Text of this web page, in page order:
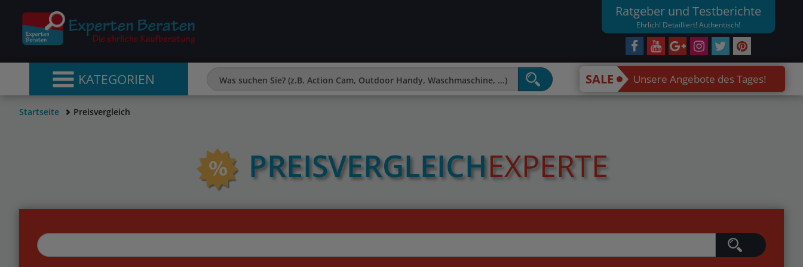
Ratgeber und Testberichte
Ehrlich! Detailliert! Authentisch!
KATEGORIEN SALE Unsere Angebote des Tages!
Startseite Preisvergleich
PREIS­VERGLEICHEXPERTE